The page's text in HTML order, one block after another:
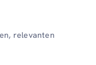
relevanten